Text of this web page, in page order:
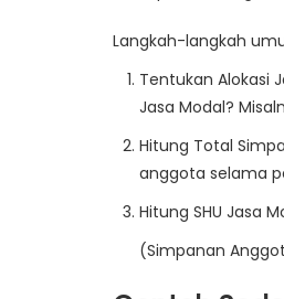
Langkah-langkah
Tentukan Alokasi
Jasa Modal?
Hitung Total
anggota selama
Hitung SHU Jasa
(Simpanan